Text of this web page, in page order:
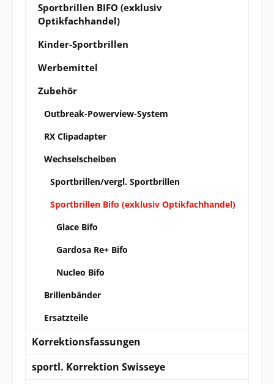
Sportbrillen BIFO (exklusiv
Optikfachhandel)
Kinder-Sportbrillen
Werbemittel
Zubehör
Outbreak-Powerview-System
RX Clipadapter
Wechselscheiben
Sportbrillen/vergl. Sportbrillen
Sportbrillen Bifo (exklusiv Optikfachhandel)
Glace Bifo
Gardosa Re+ Bifo
Nucleo Bifo
Brillenbänder
Ersatzteile
Korrektionsfassungen
sportl. Korrektion Swisseye